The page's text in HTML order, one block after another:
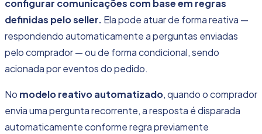
configurar comunicações com base em regras
definidas pelo seller. Ela pode atuar de forma reativa —
respondendo automaticamente a perguntas enviadas
pelo comprador — ou de forma condicional, sendo
acionada por eventos do pedido.
No modelo reativo automatizado, quando o comprador
envia uma pergunta recorrente, a resposta é disparada
automaticamente conforme regra previamente